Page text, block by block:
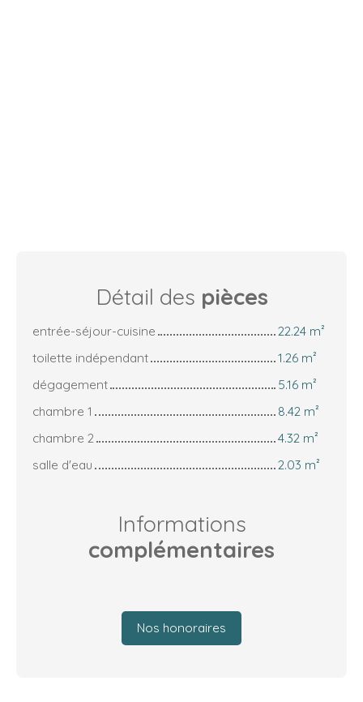
Détail des pièces
entrée-séjour-cuisine
22.24 m²
toilette indépendant
1.26 m²
dégagement
5.16 m²
chambre 1
8.42 m²
chambre 2
4.32 m²
salle d'eau
2.03 m²
Informations
complémentaires
Nos honoraires